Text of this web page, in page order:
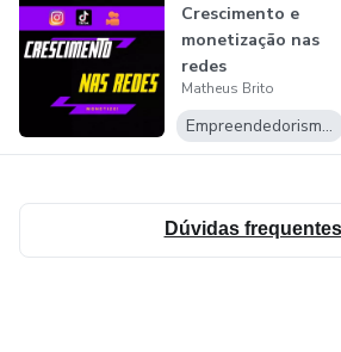
Crescimento e
monetização nas
redes
Matheus Brito
Empreendedorismo Digital
Dúvidas frequentes